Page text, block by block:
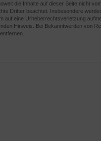
die Inhalte auf dieser Seite nicht
Dritter beachtet. Insbesondere
auf eine Urheberrechtsverletzung
Hinweis. Bei Bekanntwerden von